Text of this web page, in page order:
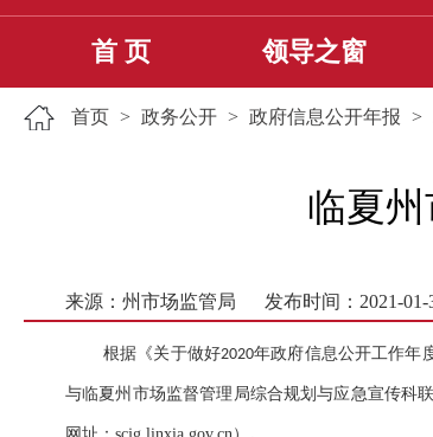
首 页 领导之窗
首页 > 政务公开 > 政府信息公开年报 >
临夏
来源：州市场监管局 发布时间：2021-01-
根据《关于做好2020年政府信息公开工作年
与临夏州市场监督管理局综合规划与应急宣传科